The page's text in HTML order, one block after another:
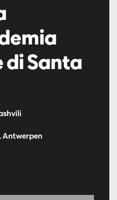
di Santa
Antwerpen